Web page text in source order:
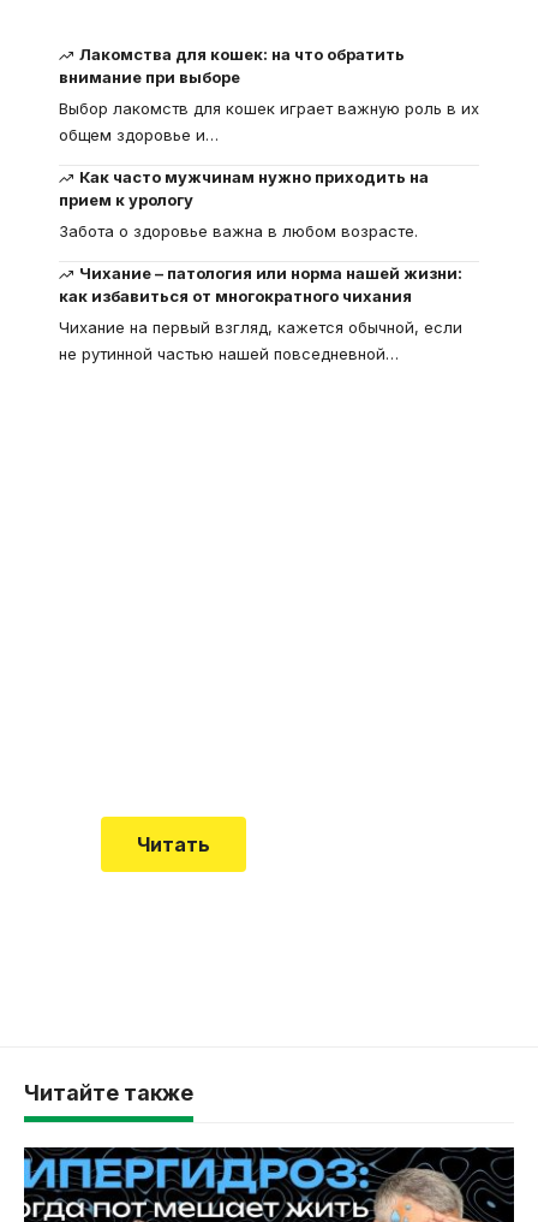
Лакомства для кошек: на что обратить
внимание при выборе
Выбор лакомств для кошек играет важную роль в их
общем здоровье и…
Как часто мужчинам нужно приходить на
прием к урологу
Забота о здоровье важна в любом возрасте.
Чихание – патология или норма нашей жизни:
как избавиться от многократного чихания
Чихание на первый взгляд, кажется обычной, если
не рутинной частью нашей повседневной…
Читать
Читайте также